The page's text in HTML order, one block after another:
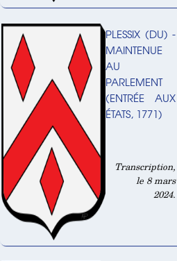
PLESSIX (DU) -
MAINTENUE
AU
PARLEMENT
(ENTRÉE AUX
ÉTATS, 1771)
Transcription,
le 8 mars
2024.